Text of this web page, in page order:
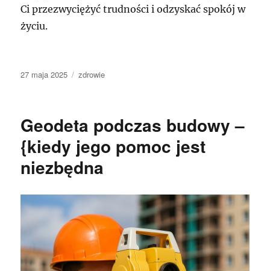
Ci przezwyciężyć trudności i odzyskać spokój w
życiu.
Data
27 maja 2025 Kategorie
zdrowie
Geodeta podczas budowy –
{kiedy jego pomoc jest
niezbędna